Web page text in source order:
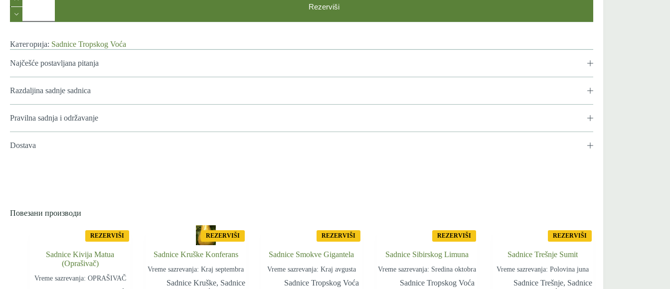
Hejvord
количина
Rezerviši
Категорија: Sadnice Tropskog Voća
Najčešće postavljana pitanja
Razdaljina sadnje sadnica
Pravilna sadnja i održavanje
Dostava
Повезани производи
REZERVIŠI
Sadnice Kivija Matua
(Oprašivač)
Vreme sazrevanja: OPRAŠIVAČ
REZERVIŠI
Sadnice Kruške Konferans
Vreme sazrevanja: Kraj septembra
Sadnice Kruške, Sadnice
REZERVIŠI
Sadnice Smokve Gigantela
Vreme sazrevanja: Kraj avgusta
Sadnice Tropskog Voća
REZERVIŠI
Sadnice Sibirskog Limuna
Vreme sazrevanja: Sredina oktobra
Sadnice Tropskog Voća
REZERVIŠI
Sadnice Trešnje Sumit
Vreme sazrevanja: Polovina juna
Sadnice Trešnje, Sadnice